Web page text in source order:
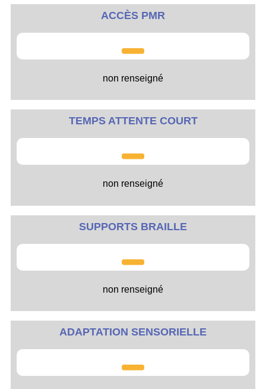
ACCÈS PMR
non renseigné
TEMPS ATTENTE COURT
non renseigné
SUPPORTS BRAILLE
non renseigné
ADAPTATION SENSORIELLE